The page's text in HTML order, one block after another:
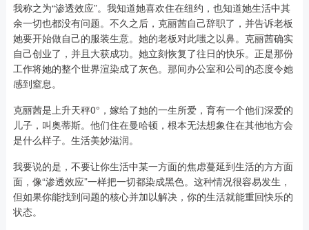
我称之为“渗透效应”。我知道她喜欢住在纽约，也知道她生活中其
余一切也都没有问题。不久之后，克丽茜自己辞职了，并告诉老板
她要开始做自己的服装生意。她的老板对此嗤之以鼻。克丽茜确实
自己创业了，并且大获成功。她立刻恢复了往日的快乐。正是那份
工作将她的整个世界渲染成了灰色。那间办公室和公司的态度令她
感到窒息。
克丽茜是上升天秤0°，嫁给了她的一生所爱，育有一个他们深爱的
儿子，叫奥蒂斯。他们住在曼哈顿，根本无法想象住在其他地方会
是什么样子。生活美妙滋润。
我要说的是，不要让你生活中某一方面的焦虑蔓延到生活的方方面
面，像“渗透效应”一样把一切都染成黑色。这种情况很容易发生，
但如果你能找到问题的核心并加以解决，你的生活就能重回快乐的
状态。